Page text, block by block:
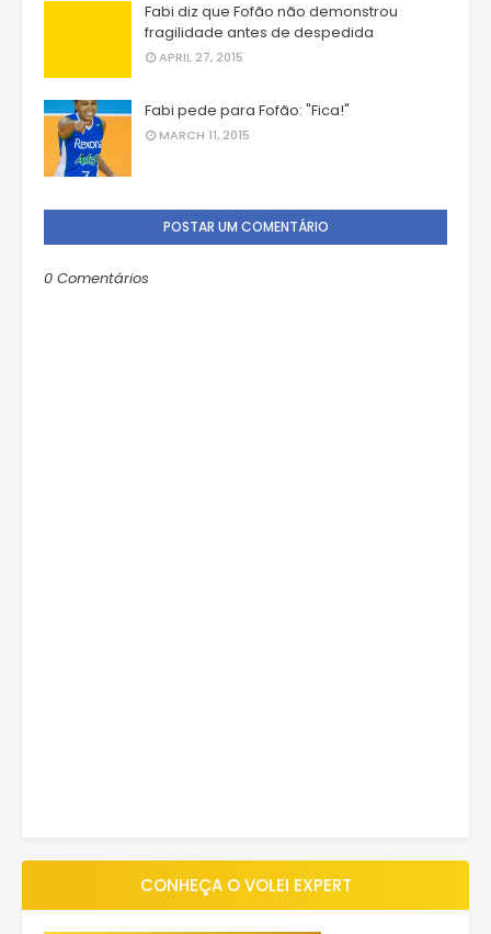
Fabi diz que Fofão não demonstrou
fragilidade antes de despedida
APRIL 27, 2015
Fabi pede para Fofão: "Fica!"
MARCH 11, 2015
POSTAR UM COMENTÁRIO
0 Comentários
CONHEÇA O VOLEI EXPERT